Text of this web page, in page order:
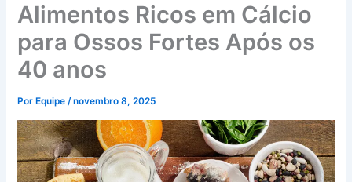
Alimentos Ricos em Cálcio
para Ossos Fortes Após os
40 anos
Por Equipe/novembro 8, 2025